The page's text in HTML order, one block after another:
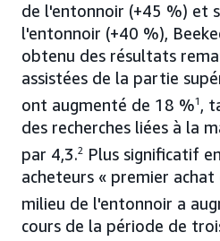
de l'entonnoir (+45 %) et
l'entonnoir (+40 %),
obtenu des résultats
assistées de la partie
ont augmenté de 18 %1 ,
des recherches liées à la
par 4,3.2
Plus significatif
acheteurs « premier
milieu de l'entonnoir a
cours de la période de